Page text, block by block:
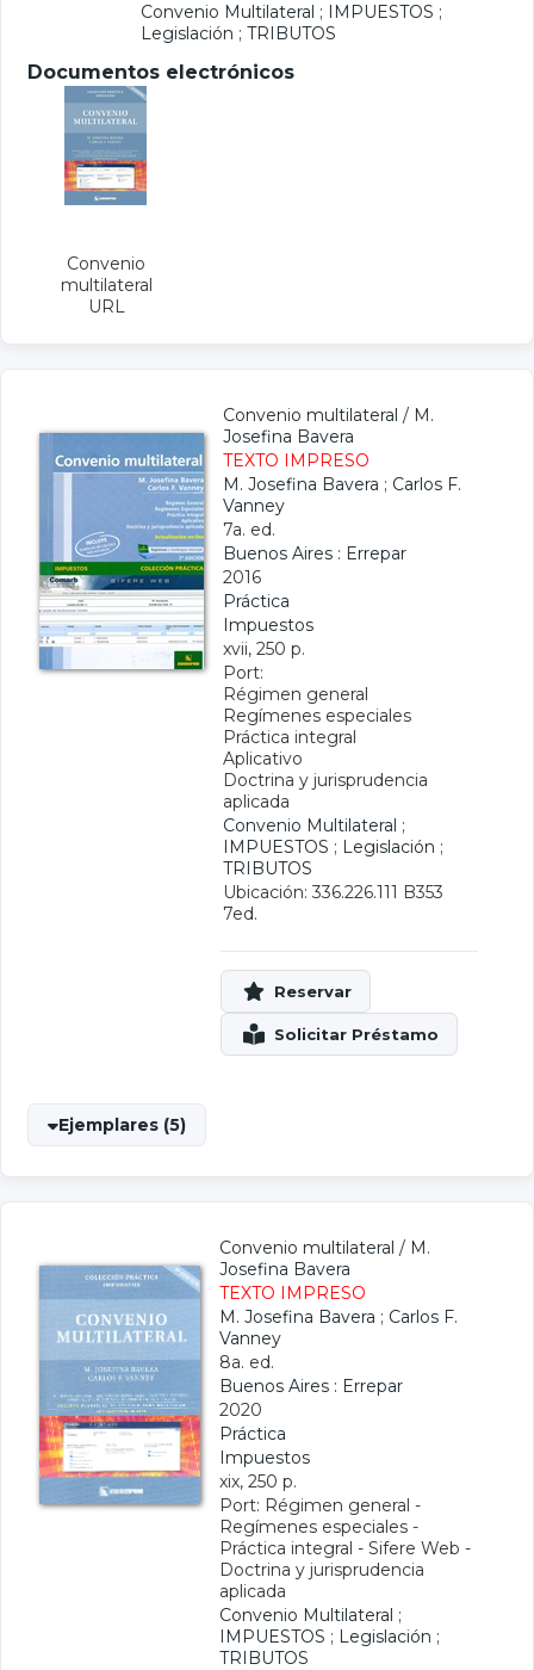
Convenio Multilateral ; IMPUESTOS ;
Legislación ; TRIBUTOS
Documentos electrónicos
Convenio
multilateral
URL
Convenio multilateral / M.
Josefina Bavera
TEXTO IMPRESO
M. Josefina Bavera ; Carlos F.
Vanney
7a. ed.
Buenos Aires : Errepar
2016
Práctica
Impuestos
xvii, 250 p.
Port:
Régimen general
Regímenes especiales
Práctica integral
Aplicativo
Doctrina y jurisprudencia
aplicada
Convenio Multilateral ;
IMPUESTOS ; Legislación ;
TRIBUTOS
Ubicación: 336.226.111 B353
7ed.
Ejemplares (5)
Convenio multilateral / M.
Josefina Bavera
TEXTO IMPRESO
M. Josefina Bavera ; Carlos F.
Vanney
8a. ed.
Buenos Aires : Errepar
2020
Práctica
Impuestos
xix, 250 p.
Port: Régimen general -
Regímenes especiales -
Práctica integral - Sifere Web -
Doctrina y jurisprudencia
aplicada
Convenio Multilateral ;
IMPUESTOS ; Legislación ;
TRIBUTOS